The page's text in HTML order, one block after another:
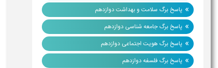
» پاسخ برگ سلامت و بهداشت دوازدهم
» پاسخ برگ جامعه شناسی دوازدهم
» پاسخ برگ هویت اجتماعی دوازدهم
» پاسخ برگ فلسفه دوازدهم